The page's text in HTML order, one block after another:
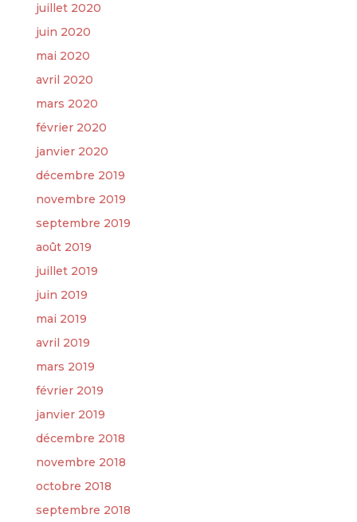
juillet 2020
juin 2020
mai 2020
avril 2020
mars 2020
février 2020
janvier 2020
décembre 2019
novembre 2019
septembre 2019
août 2019
juillet 2019
juin 2019
mai 2019
avril 2019
mars 2019
février 2019
janvier 2019
décembre 2018
novembre 2018
octobre 2018
septembre 2018